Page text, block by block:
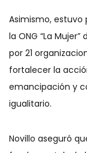
Asimismo, estuvo
la ONG “La
por 21
fortalecer la
emancipación y
igualitario.
Novillo aseguró